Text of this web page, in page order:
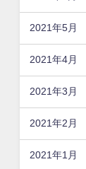
2021年5月
2021年4月
2021年3月
2021年2月
2021年1月